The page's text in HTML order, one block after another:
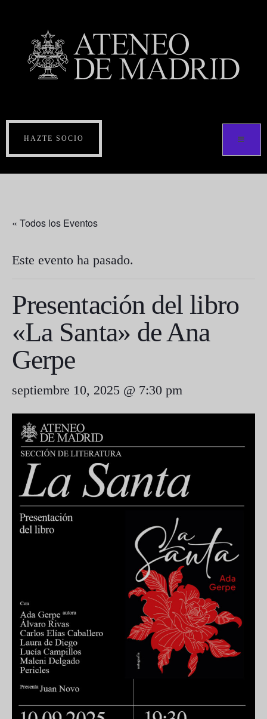
HAZTE SOCIO
« Todos los Eventos
Este evento ha pasado.
Presentación del libro
«La Santa» de Ana
Gerpe
septiembre 10, 2025 @ 7:30 pm